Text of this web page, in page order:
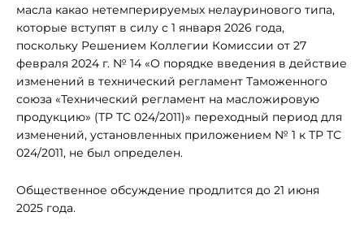
масла какао нетемперируемых нелауринового типа,
которые вступят в силу с 1 января 2026 года,
поскольку Решением Коллегии Комиссии от 27
февраля 2024 г. № 14 «О порядке введения в действие
изменений в технический регламент Таможенного
союза «Технический регламент на масложировую
продукцию» (ТР ТС 024/2011)» переходный период для
изменений, установленных приложением № 1 к ТР ТС
024/2011, не был определен.
Общественное обсуждение продлится до 21 июня
2025 года.